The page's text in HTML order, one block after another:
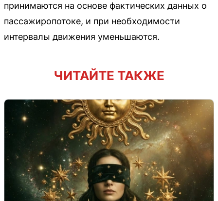
принимаются на основе фактических данных о
пассажиропотоке, и при необходимости
интервалы движения уменьшаются.
ЧИТАЙТЕ ТАКЖЕ